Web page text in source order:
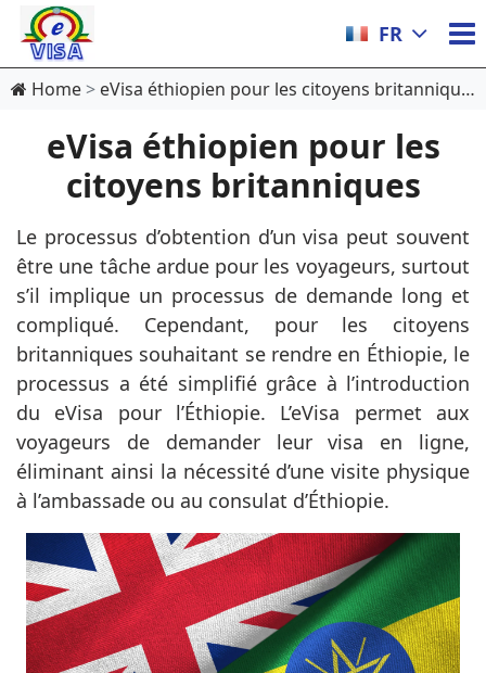
FR
Home eVisa éthiopien pour les citoyens britanniques
eVisa éthiopien pour les
citoyens britanniques
Le processus d’obtention d’un visa peut souvent
être une tâche ardue pour les voyageurs, surtout
s’il implique un processus de demande long et
compliqué. Cependant, pour les citoyens
britanniques souhaitant se rendre en Éthiopie, le
processus a été simplifié grâce à l’introduction
du eVisa pour l’Éthiopie. L’eVisa permet aux
voyageurs de demander leur visa en ligne,
éliminant ainsi la nécessité d’une visite physique
à l’ambassade ou au consulat d’Éthiopie.